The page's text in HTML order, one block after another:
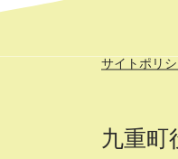
サイトポリ
九重町